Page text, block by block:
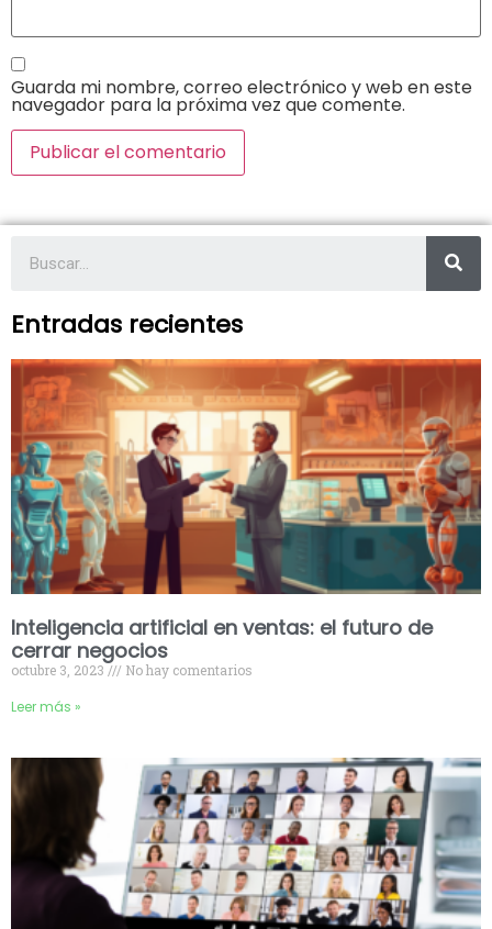
Guarda mi nombre, correo electrónico y web en este
navegador para la próxima vez que comente.
Entradas recientes
Inteligencia artificial en ventas: el futuro de
cerrar negocios
octubre 3, 2023 No hay comentarios
Leer más »